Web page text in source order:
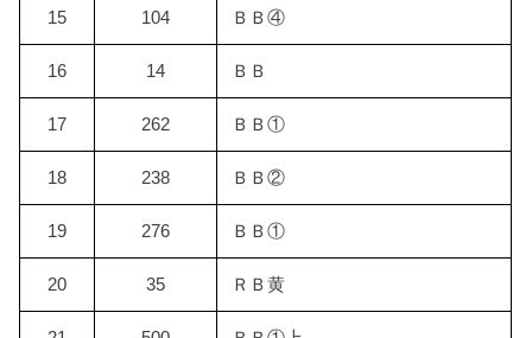
15 104 ＢＢ④
16 14 ＢＢ
17 262 ＢＢ①
18 238 ＢＢ②
19 276 ＢＢ①
20 35 ＲＢ黄